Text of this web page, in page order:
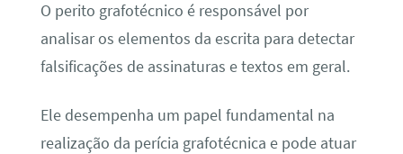
O perito grafotécnico é responsável por
analisar os elementos da escrita para detectar
falsificações de assinaturas e textos em geral.
Ele desempenha um papel fundamental na
realização da perícia grafotécnica e pode atuar